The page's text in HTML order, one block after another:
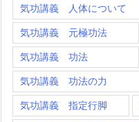
気功講義 人体について
気功講義 元極功法
気功講義 功法
気功講義 功法の力
気功講義 指定行脚